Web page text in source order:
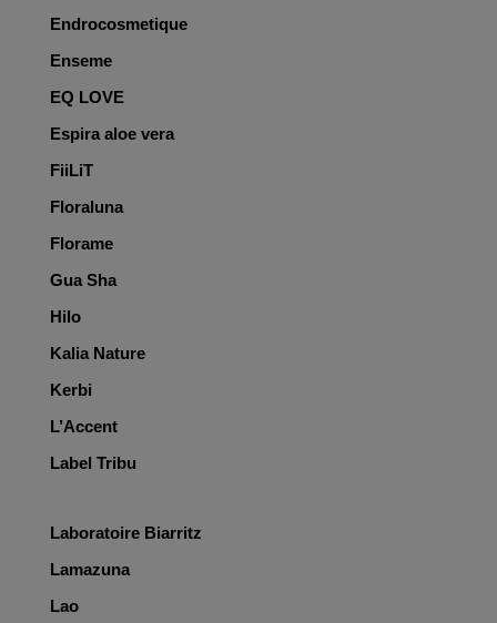
Endrocosmetique
Enseme
EQ LOVE
Espira aloe vera
FiiLiT
Floraluna
Florame
Gua Sha
Hilo
Kalia Nature
Kerbi
L’Accent
Label Tribu
Laboratoire Biarritz
Lamazuna
Lao